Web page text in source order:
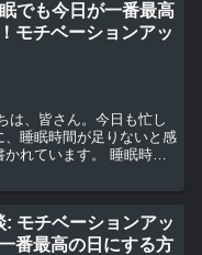
でも今日が一番最高
モチベーションアッ
は、皆さん。今日も忙し
睡眠時間が足りないと感
かれています。 睡眠時間
: モチベーションアッ
番最高の日にする方